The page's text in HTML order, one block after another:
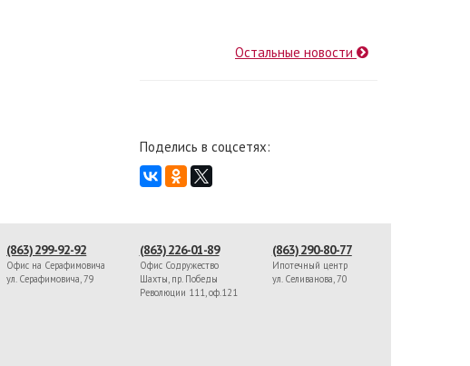
Остальные новости
Поделись в соцсетях:
(863) 299-92-92
Офис на Серафимовича
ул. Серафимовича, 79
(863) 226-01-89
Офис Содружество
Шахты, пр. Победы
Революции 111, оф.121
(863) 290-80-77
Ипотечный центр
ул. Селиванова, 70